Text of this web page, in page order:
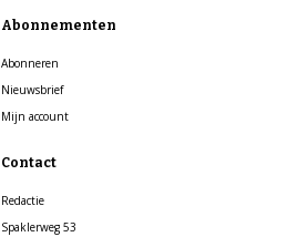
Abonnementen
Abonneren
Nieuwsbrief
Mijn account
Contact
Redactie
Spaklerweg 53